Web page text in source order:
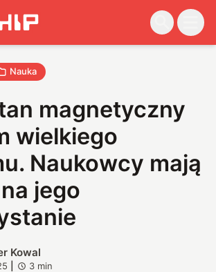
Nauka
magnetyczny
wielkiego
Naukowcy mają
jego
Kowal
3 min